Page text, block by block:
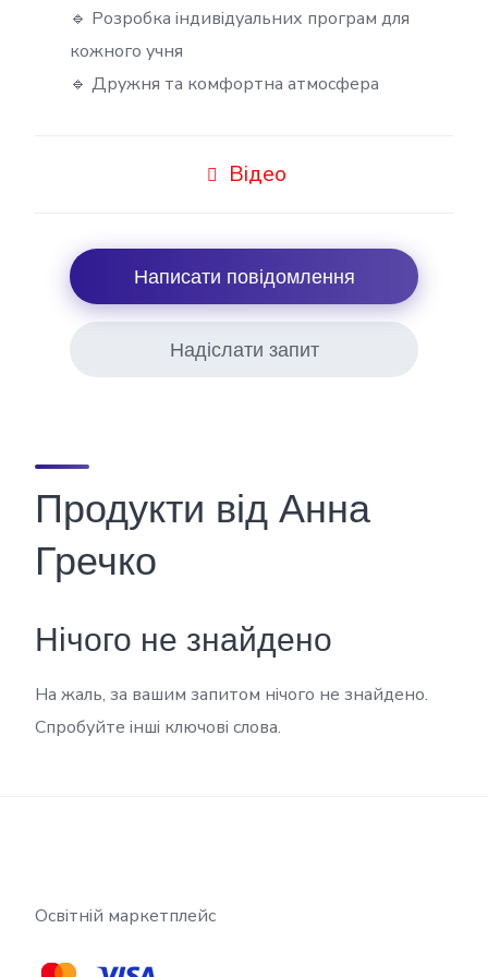
🔹 Розробка індивідуальних програм для
кожного учня
🔹 Дружня та комфортна атмосфера
Відео
Написати повідомлення
Надіслати запит
Продукти від Анна
Гречко
Нічого не знайдено
На жаль, за вашим запитом нічого не знайдено.
Спробуйте інші ключові слова.
Освітній маркетплейс